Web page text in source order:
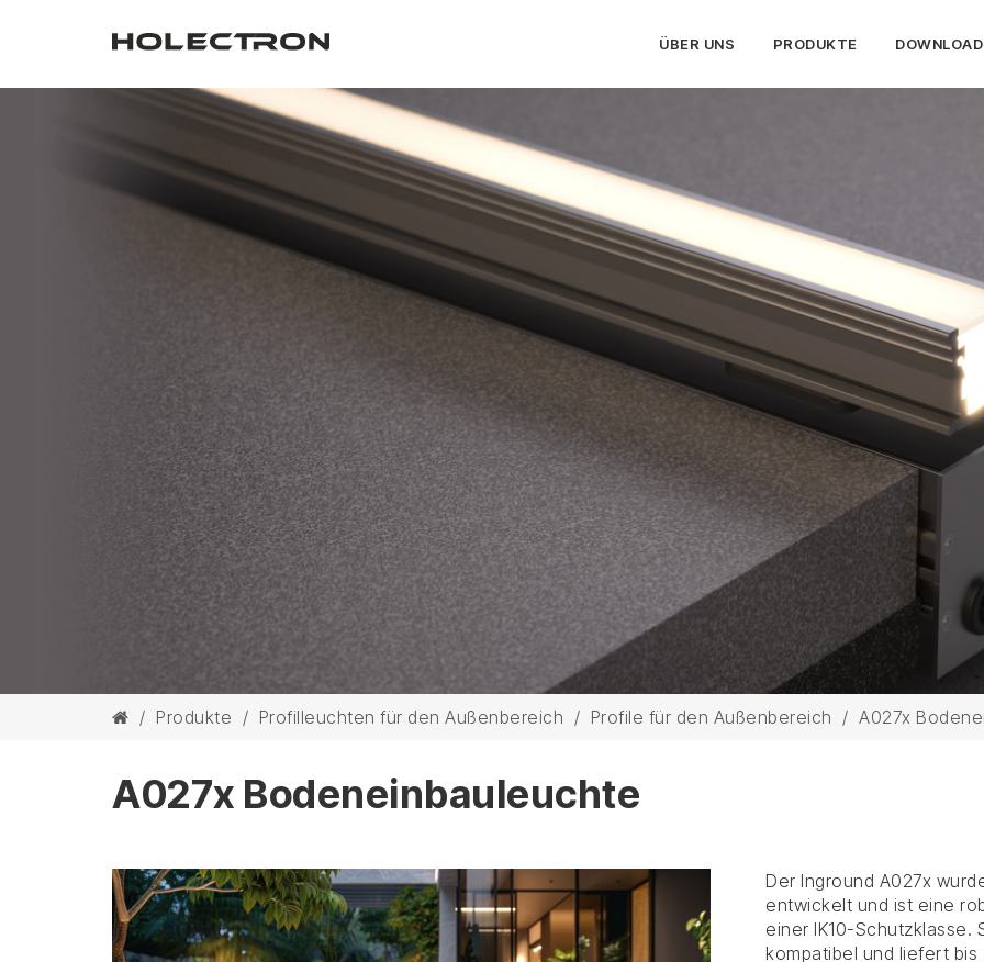
ÜBER UNS PRODUKTE
/ Produkte / Profilleuchten für den Außenbereich / Profile für den Außenbereich / A027x
A027x Bodeneinbauleuchte
Der Inground A027x
entwickelt und ist eine
einer IK10-Schutzklasse.
kompatibel und liefert